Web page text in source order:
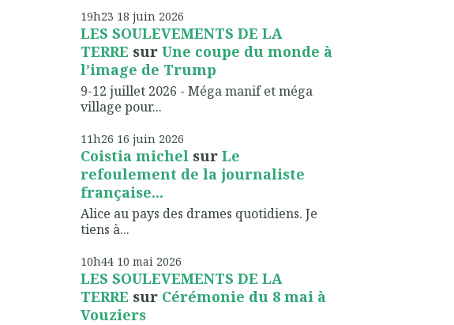
19h23 18 juin 2026
LES SOULEVEMENTS DE LA
TERRE sur Une coupe du monde à
l’image de Trump
9-12 juillet 2026 - Méga manif et méga
village pour...
11h26 16 juin 2026
Coistia michelsur Le
refoulement de la journaliste
française...
Alice au pays des drames quotidiens. Je
tiens à...
10h44 10 mai 2026
LES SOULEVEMENTS DE LA
TERRE sur Cérémonie du 8 mai à
Vouziers